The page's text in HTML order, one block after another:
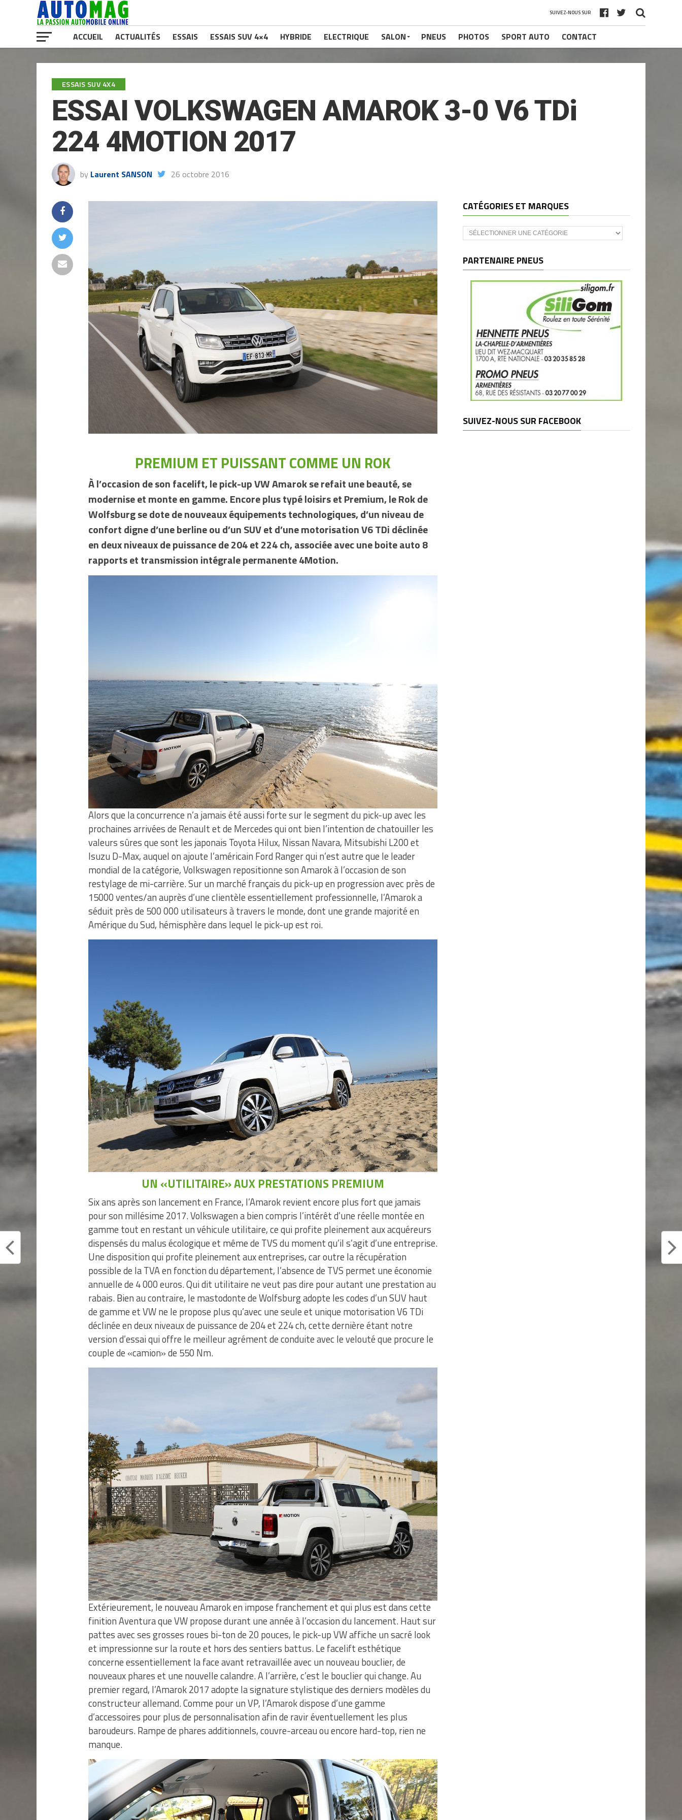
SUIVEZ-NOUS SUR
ACCUEIL ACTUALITÉS ESSAIS ESSAIS SUV 4×4 HYBRIDE ELECTRIQUE SALON PNEUS PHOTOS SPORT AUTO CONTACT
ESSAIS SUV 4X4
ESSAI VOLKSWAGEN AMAROK 3-0 V6 TDi
224 4MOTION 2017
by Laurent SANSON 26 octobre 2016
PREMIUM ET PUISSANT COMME UN ROK
À l’occasion de son facelift, le pick-up VW Amarok se refait une beauté, se
modernise et monte en gamme. Encore plus typé loisirs et Premium, le Rok de
Wolfsburg se dote de nouveaux équipements technologiques, d’un niveau de
confort digne d’une berline ou d’un SUV et d’une motorisation V6 TDi déclinée
en deux niveaux de puissance de 204 et 224 ch, associée avec une boite auto 8
rapports et transmission intégrale permanente 4Motion.
Alors que la concurrence n’a jamais été aussi forte sur le segment du pick-up avec les
prochaines arrivées de Renault et de Mercedes qui ont bien l’intention de chatouiller les
valeurs sûres que sont les japonais Toyota Hilux, Nissan Navara, Mitsubishi L200 et
Isuzu D-Max, auquel on ajoute l’américain Ford Ranger qui n’est autre que le leader
mondial de la catégorie, Volkswagen repositionne son Amarok à l’occasion de son
restylage de mi-carrière. Sur un marché français du pick-up en progression avec près de
15000 ventes/an auprès d’une clientèle essentiellement professionnelle, l’Amarok a
séduit près de 500 000 utilisateurs à travers le monde, dont une grande majorité en
Amérique du Sud, hémisphère dans lequel le pick-up est roi.
UN «UTILITAIRE» AUX PRESTATIONS PREMIUM
Six ans après son lancement en France, l’Amarok revient encore plus fort que jamais
pour son millésime 2017. Volkswagen a bien compris l’intérêt d’une réelle montée en
gamme tout en restant un véhicule utilitaire, ce qui profite pleinement aux acquéreurs
dispensés du malus écologique et même de TVS du moment qu’il s’agit d’une entreprise.
Une disposition qui profite pleinement aux entreprises, car outre la récupération
possible de la TVA en fonction du département, l’absence de TVS permet une économie
annuelle de 4 000 euros. Qui dit utilitaire ne veut pas dire pour autant une prestation au
rabais. Bien au contraire, le mastodonte de Wolfsburg adopte les codes d’un SUV haut
de gamme et VW ne le propose plus qu’avec une seule et unique motorisation V6 TDi
déclinée en deux niveaux de puissance de 204 et 224 ch, cette dernière étant notre
version d’essai qui offre le meilleur agrément de conduite avec le velouté que procure le
couple de «camion» de 550 Nm.
Extérieurement, le nouveau Amarok en impose franchement et qui plus est dans cette
finition Aventura que VW propose durant une année à l’occasion du lancement. Haut sur
pattes avec ses grosses roues bi-ton de 20 pouces, le pick-up VW affiche un sacré look
et impressionne sur la route et hors des sentiers battus. Le facelift esthétique
concerne essentiellement la face avant retravaillée avec un nouveau bouclier, de
nouveaux phares et une nouvelle calandre. A l’arrière, c’est le bouclier qui change. Au
premier regard, l’Amarok 2017 adopte la signature stylistique des derniers modèles du
constructeur allemand. Comme pour un VP, l’Amarok dispose d’une gamme
d’accessoires pour plus de personnalisation afin de ravir éventuellement les plus
baroudeurs. Rampe de phares additionnels, couvre-arceau ou encore hard-top, rien ne
manque.
CATÉGORIES ET MARQUES
Catégories
et
PARTENAIRE PNEUS
SUIVEZ-NOUS SUR FACEBOOK